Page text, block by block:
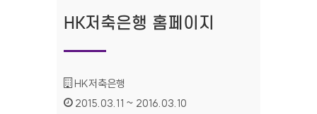
HK저축은행 홈페이지
기관명 :
HK저축은행
인증기간 :
2015.03.11 ~ 2016.03.10